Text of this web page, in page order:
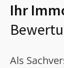
Ihr
Als